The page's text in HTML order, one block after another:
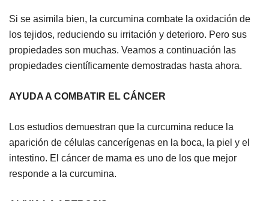
Si se asimila bien, la curcumina combate la oxidación de
los tejidos, reduciendo su irritación y deterioro. Pero sus
propiedades son muchas. Veamos a continuación las
propiedades científicamente demostradas hasta ahora.
AYUDA A COMBATIR EL CÁNCER
Los estudios demuestran que la curcumina reduce la
aparición de células cancerígenas en la boca, la piel y el
intestino. El cáncer de mama es uno de los que mejor
responde a la curcumina.